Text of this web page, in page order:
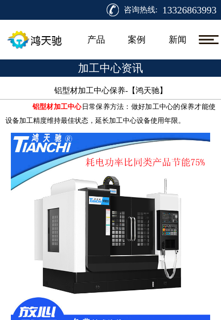
咨询热线: 13326863993
产品 案例 新闻
加工中心资讯
铝型材加工中心保养-【鸿天驰】​
铝型材加工中心日常保养方法：做好加工中心的保养才能使
设备加工精度维持最佳状态，延长加工中心设备使用年限。